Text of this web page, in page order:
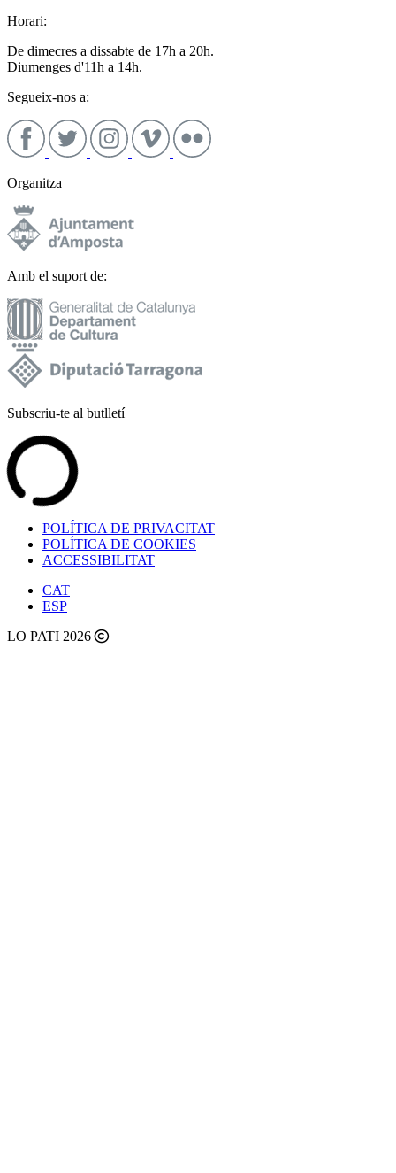
Horari:
De dimecres a dissabte de 17h a 20h.
Diumenges d'11h a 14h.
Segueix-nos a:
Organitza
Amb el suport de:
Subscriu-te al butlletí
POLÍTICA DE PRIVACITAT
POLÍTICA DE COOKIES
ACCESSIBILITAT
CAT
ESP
LO PATI 2026